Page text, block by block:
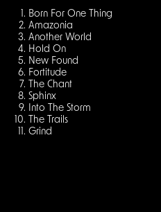
Born For One Thing
Amazonia
Another World
Hold On
New Found
Fortitude
The Chant
Sphinx
Into The Storm
The Trails
Grind